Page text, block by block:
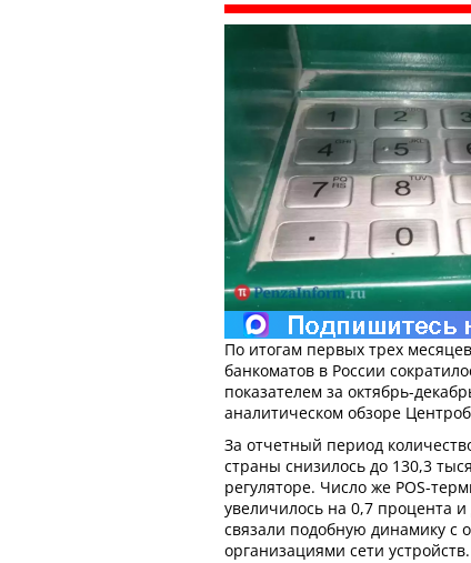
По итогам первых трех
банкоматов в России
показателем за октябрь-
аналитическом обзоре
За отчетный период
страны снизилось до 130,3
регуляторе. Число же POS-
увеличилось на 0,7 процента
связали подобную динамику
организациями сети устройств.